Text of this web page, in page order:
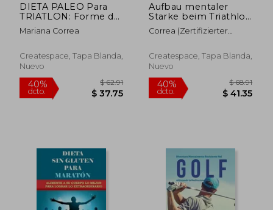
40%
dcto.
$ 63.36 40%
dcto.
DIETA PALEO Para
TRIATLON: Forme de
su cuerpo Una
Maquina de Maximo
(Spanish Edition)
Mariana Correa
Createspace, Tapa Blanda,
Nuevo
Aufbau mentaler
Starke beim Triathlon
durch Meditation:
Entfalte dein
Kontrolle deiner
inneren Gedanken
Correa (Zertifizierter
Createspace, Tapa Blanda,
Nuevo